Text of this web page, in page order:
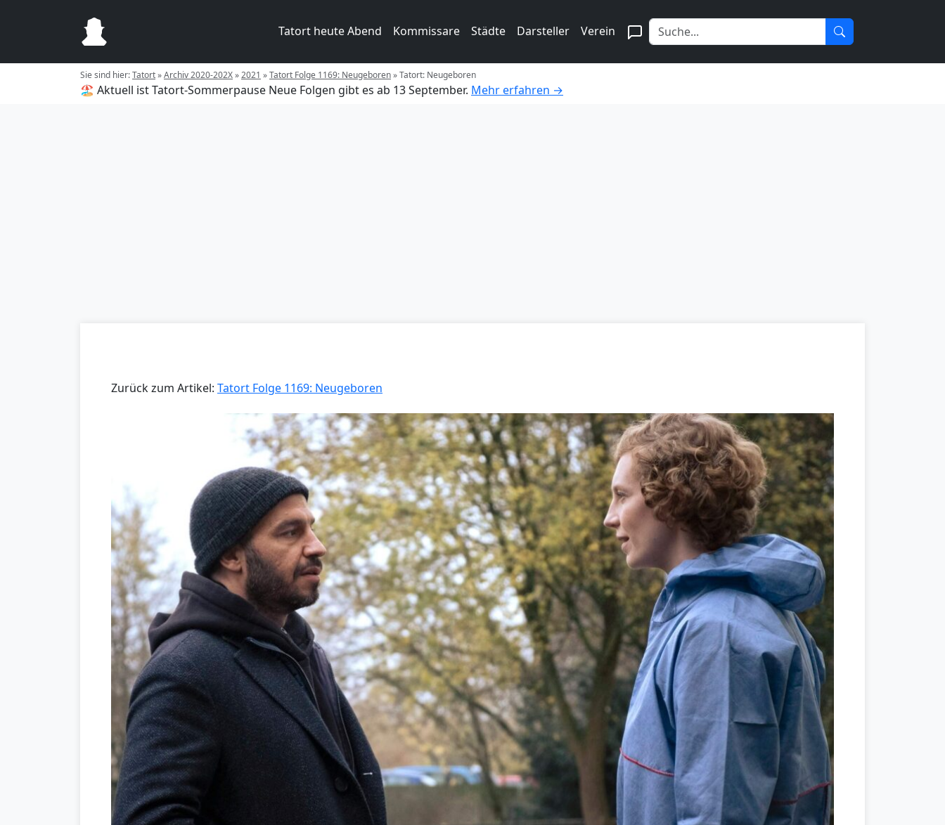
Tatort heute Abend Kommissare Städte Darsteller Verein
Sie sind hier:Tatort»Archiv 2020-202X»2021 »Tatort Folge 1169: Neugeboren»Tatort: Neugeboren
🏖️ Aktuell ist Tatort-Sommerpause Neue Folgen gibt es ab 13 September. Mehr erfahren →
Zurück zum Artikel: Tatort Folge 1169: Neugeboren